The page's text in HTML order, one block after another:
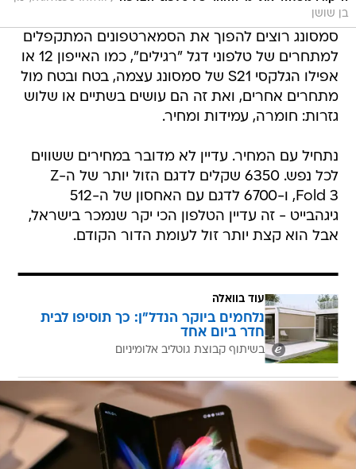
בן שושן
סמסונג רוצים להפוך את הסמארטפונים המתקפלים
למתחרים של טלפוני דגל "רגילים", כמו האייפון 12 או
אפילו הגלקסי S21 של סמסונג עצמה, בטח ובטח מול
מתחרים אחרים, ואת זה הם עושים בשתיים או שלוש
גזרות: חומרה, עמידות ומחיר.
נתחיל עם המחיר. עדיין לא מדובר במחירים ששווים
לכל נפש. 6350 שקלים לדגם הזול יותר של ה-Z
Fold 3, ו-6700 לדגם עם האחסון של ה-512
גיגהבייט - זה עדיין הטלפון הכי יקר שנמכר בישראל,
אבל הוא קצת יותר זול לעומת הדור הקודם.
עוד בוואלה
נלחמים ביוקר הנדל"ן: כך תוסיפו לבית
חדר ביום אחד
בשיתוף קבוצת גוטליב אלומיניום